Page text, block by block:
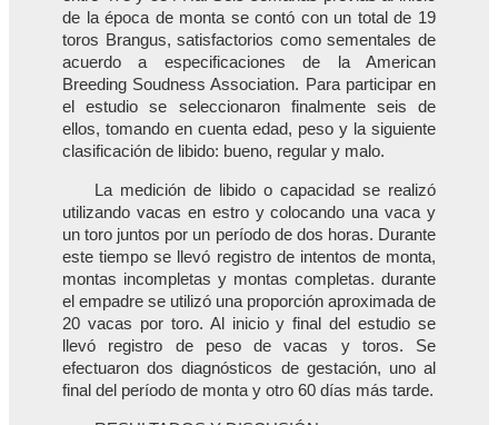
de la época de monta se contó con un total de 19
toros Brangus, satisfactorios como sementales de
acuerdo a especificaciones de la American
Breeding Soudness Association. Para participar en
el estudio se seleccionaron finalmente seis de
ellos, tomando en cuenta edad, peso y la siguiente
clasificación de libido: bueno, regular y malo.
La medición de libido o capacidad se realizó
utilizando vacas en estro y colocando una vaca y
un toro juntos por un período de dos horas. Durante
este tiempo se llevó registro de intentos de monta,
montas incompletas y montas completas. durante
el empadre se utilizó una proporción aproximada de
20 vacas por toro. Al inicio y final del estudio se
llevó registro de peso de vacas y toros. Se
efectuaron dos diagnósticos de gestación, uno al
final del período de monta y otro 60 días más tarde.